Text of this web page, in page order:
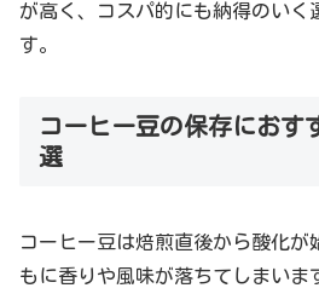
が高く、コスパ的にも納得のいく
す。
コーヒー豆の保存におす
選
コーヒー豆は焙煎直後から酸化が
もに香りや風味が落ちてしまいま